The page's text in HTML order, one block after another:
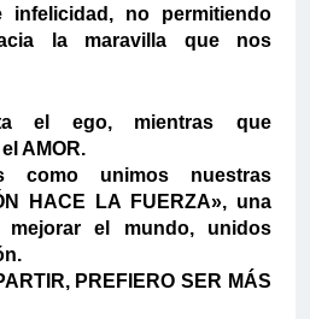
infelicidad, no permitiendo
la maravilla que nos
el ego, mientras que
AMOR.
como unimos nuestras
HACE LA FUERZA», una
mejorar el mundo, unidos
PREFIERO SER MÁS